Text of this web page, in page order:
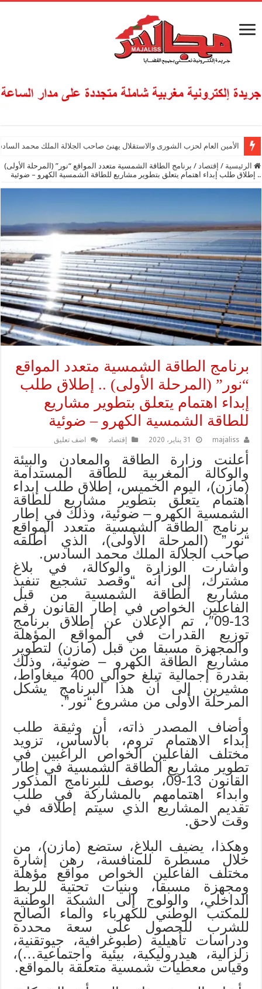
الأمين العام لحزب الشورى والاستقلال يهنئ صاحب الجلالة الملك محمد
الرئيسية / إقتصاد / برنامج الطاقة الشمسية متعدد المواقع “نور” (المرحلة الأولى)
.. إطلاق طلب إبداء اهتمام يتعلق بتطوير مشاريع للطاقة الشمسية الكهرو – ضوئية
برنامج الطاقة الشمسية متعدد المواقع
“نور” (المرحلة الأولى) .. إطلاق طلب
إبداء اهتمام يتعلق بتطوير مشاريع
للطاقة الشمسية الكهرو – ضوئية
majaliss 31 يناير، 2020 إقتصاد اضف تعليق
أعلنت وزارة الطاقة والمعادن والبيئة
والوكالة المغربية للطاقة المستدامة
(مازن)، اليوم الخميس، إطلاق طلب إبداء
اهتمام يتعلق بتطوير مشاريع للطاقة
الشمسية الكهرو – ضوئية، وذلك في إطار
برنامج الطاقة الشمسية متعدد المواقع
“نور” (المرحلة الأولى)، الذي أطلقه
صاحب الجلالة الملك محمد السادس.
وأشارت الوزارة والوكالة، في بلاغ
مشترك، إلى أنه “وقصد تشجيع تنفيذ
مشاريع الطاقة الشمسية من قبل
الفاعلين الخواص في إطار القانون رقم
13-09″، تم الإعلان عن إطلاق برنامج
توزيع القدرات في المواقع المؤهلة
والمجهزة مسبقا من قبل (مازن) لتطوير
مشاريع الطاقة الكهرو – ضوئية، وذلك
بقدرة إجمالية تبلغ حوالي 400 ميغاواط،
مشيرين إلى أن هذا البرنامج يشكل
المرحلة الأولى من مشروع “نور”.
وأضاف المصدر ذاته، أن وثيقة طلب
إبداء الاهتمام تروم، بالأساس، تزويد
مختلف الفاعلين الخواص الراغبين في
تطوير مشاريع الطاقة الشمسية في إطار
القانون 13-09، بوصف للبرنامج المذكور
وابداء اهتمامهم بالمشاركة في طلب
تقديم المشاريع الذي سيتم إطلاقه في
وقت لاحق.
وهكذا، يضيف البلاغ، ستضع (مازن)، من
خلال مسطرة للمنافسة، رهن إشارة
مختلف الفاعلين الخواص مواقع مؤهلة
ومجهزة مسبقا، وبنيات تحتية للربط
الداخلي، والولوج إلى الشبكة الوطنية
للمكتب الوطني للكهرباء والماء الصالح
للشرب للحصول على سعة محددة
ودراسات تأهيلية (طبوغرافية، جيوتقنية،
زلزالية، هيدروليكية، بيئية واجتماعية…)،
وقياس معطيات شمسية متعلقة بالمواقع.